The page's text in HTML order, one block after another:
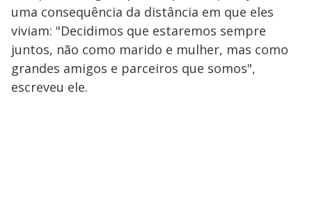
uma consequência da distância em que eles
viviam: "Decidimos que estaremos sempre
juntos, não como marido e mulher, mas como
grandes amigos e parceiros que somos",
escreveu ele.